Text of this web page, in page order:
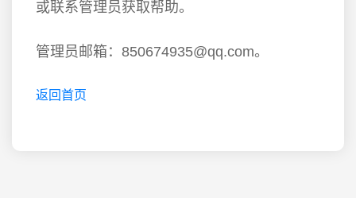
或联系管理员获取帮助。
管理员邮箱：850674935@qq.com。
返回首页